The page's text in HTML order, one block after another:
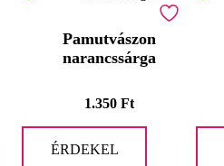
Pamutvászon
narancssárga
1.350 Ft
ÉRDEKEL